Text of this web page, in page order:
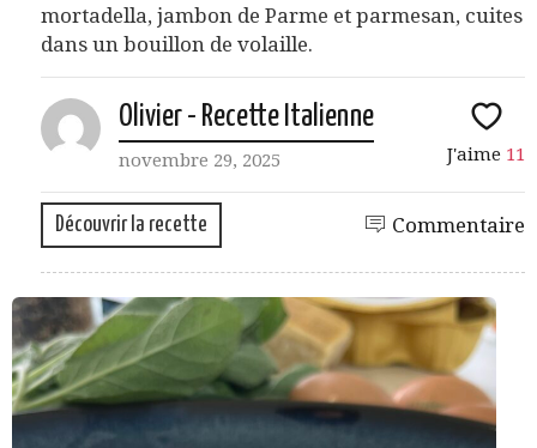
mortadella, jambon de Parme et parmesan, cuites
dans un bouillon de volaille.
Olivier - Recette Italienne
novembre 29, 2025 J'aime 11
Découvrir la recette Commentaire